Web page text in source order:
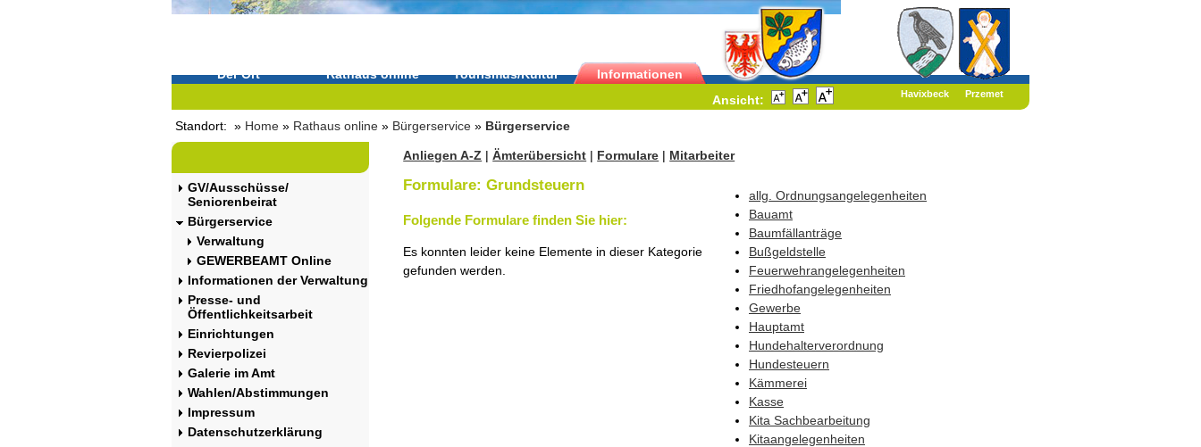
Havixbeck Przemet
Der Ort Rathaus online Tourismus/Kultur
Informationen
Ansicht:
Standort: » Home » Rathaus online » Bürgerservice » Bürgerservice
GV/Ausschüsse/
Seniorenbeirat
Bürgerservice
Verwaltung
GEWERBEAMT Online
Informationen der Verwaltung
Presse- und
Öffentlichkeitsarbeit
Einrichtungen
Revierpolizei
Galerie im Amt
Wahlen/Abstimmungen
Impressum
Datenschutzerklärung
Anliegen A-Z |Ämterübersicht | Formulare | Mitarbeiter
allg. Ordnungsangelegenheiten
Bauamt
Baumfällanträge
Bußgeldstelle
Feuerwehrangelegenheiten
Friedhofangelegenheiten
Gewerbe
Hauptamt
Hundehalterverordnung
Hundesteuern
Kämmerei
Kasse
Kita Sachbearbeitung
Kitaangelegenheiten
Formulare: Grundsteuern
Folgende Formulare finden Sie hier:
Es konnten leider keine Elemente in dieser Kategorie
gefunden werden.